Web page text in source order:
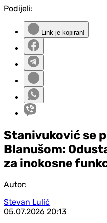
Podijeli:
Link je kopiran!
Stanivuković se
Blanušom:
za inokosne
Autor:
Stevan Lulić
05.07.2026 20:13